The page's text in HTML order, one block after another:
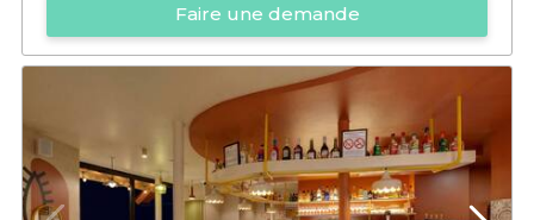
Faire une demande